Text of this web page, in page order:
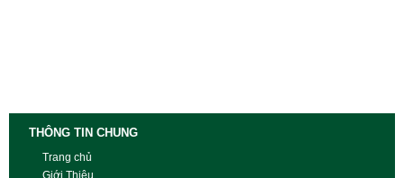
THÔNG TIN CHUNG
Trang chủ
Giới Thiệu